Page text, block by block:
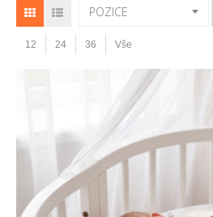
POZICE
12 24 36 Vše